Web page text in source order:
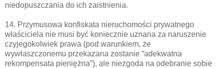
niedopuszczania do ich zaistnienia.
14. Przymusowa konfiskata nieruchomości prywatnego
właściciela nie musi być koniecznie uznana za naruszenie
czyjegokolwiek prawa (pod warunkiem, że
wywłaszczonemu przekazana zostanie “adekwatna
rekompensata pieniężna”), ale niezgoda na odebranie sobie